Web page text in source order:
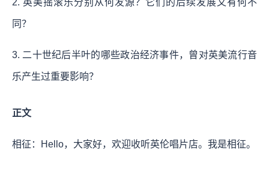
同？
3. 二十世纪后半叶的哪些政治经济事件，曾对英美流行音
乐产生过重要影响？
正文
相征：Hello，大家好，欢迎收听英伦唱片店。我是相征。